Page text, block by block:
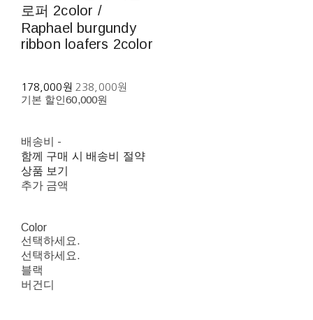
로퍼 2color /
Raphael burgundy
ribbon loafers 2color
178,000원 238,000원
기본 할인60,000원
배송비 -
함께 구매 시 배송비 절약
상품 보기
추가 금액
Color
선택하세요.
선택하세요.
블랙
버건디